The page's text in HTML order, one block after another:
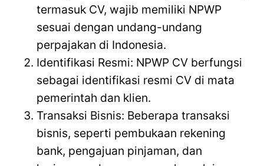
termasuk CV, wajib memiliki NPWP
sesuai dengan undang-undang
perpajakan di Indonesia.
Identifikasi Resmi: NPWP CV berfungsi
sebagai identifikasi resmi CV di mata
pemerintah dan klien.
Transaksi Bisnis: Beberapa transaksi
bisnis, seperti pembukaan rekening
bank, pengajuan pinjaman, dan